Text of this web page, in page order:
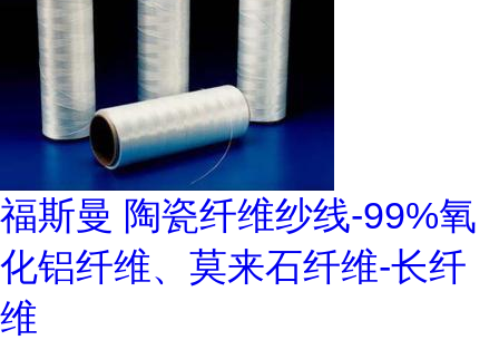
福斯曼 陶瓷纤维纱线-99%氧
化铝纤维、莫来石纤维-长纤
维